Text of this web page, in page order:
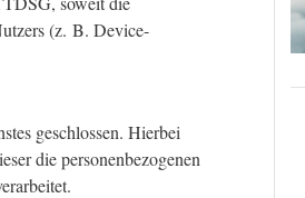
(z. B. Device-
geschlossen. Hierbei
die personenbezogenen